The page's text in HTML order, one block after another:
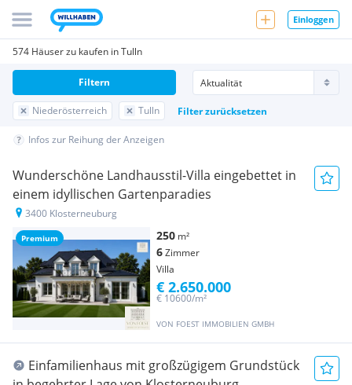
Einloggen
574 Häuser zu kaufen in Tulln
Niederösterreich Tulln Filter zurücksetzen
Filtern
Infos zur Reihung der Anzeigen
Premium
Wunderschöne Landhausstil-Villa eingebettet in
einem idyllischen Gartenparadies
3400 Klosterneuburg
250 m²
6Zimmer
Villa
VON FOEST IMMOBILIEN GMBH
€ 10600/m²
€ 2.650.000
Einfamilienhaus mit großzügigem Grundstück